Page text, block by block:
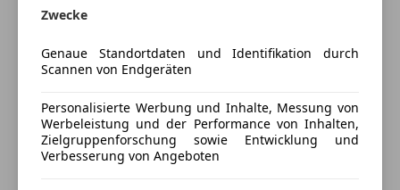
Geschwindigkeits-begrenzungsanlage
Kopfairbag
Notbremsassistent
Reifendruckkontrollsystem
Seitenairbag
Servolenkung
Tagfahrlicht
Antriebs-Schlupfregelung (ASR)
Außenspiegel schwarz
Außentemperaturanzeige
Bordcomputer
Bremsassistent
Einschaltautomatik für Fahrlicht
Elektr. Bremskraftverteilung
Preisbewertung
Mehr anzeigen
Zwecke
Genaue Standortdaten und Identifikation durch
Scannen von Endgeräten
Personalisierte Werbung und Inhalte, Messung von
Werbeleistung und der Performance von Inhalten,
Zielgruppenforschung sowie Entwicklung und
Verbesserung von Angeboten